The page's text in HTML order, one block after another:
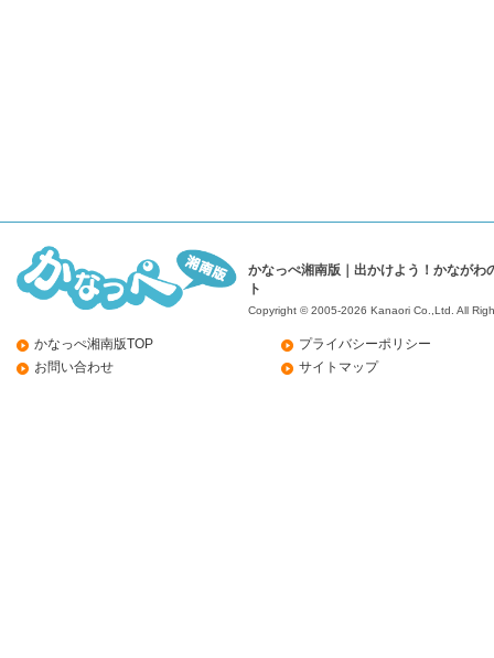
かなっぺ湘南版｜出かけよう！かながわ
ト
Copyright © 2005-2026 Kanaori Co.,Ltd. All
かなっぺ湘南版TOP
お問い合わせ
プライバシーポリシー
サイトマップ